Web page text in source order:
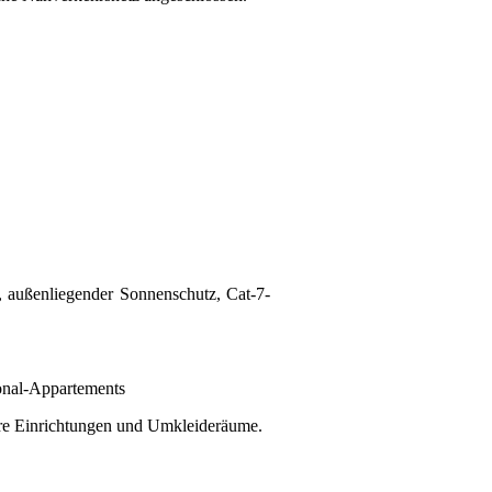
Sonnenschutz, Cat-7-
Appartements
Einrichtungen und Umkleideräume.